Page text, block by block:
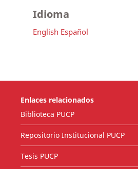
Idioma
English Español
Enlaces relacionados
Biblioteca PUCP
Repositorio Institucional PUCP
Tesis PUCP